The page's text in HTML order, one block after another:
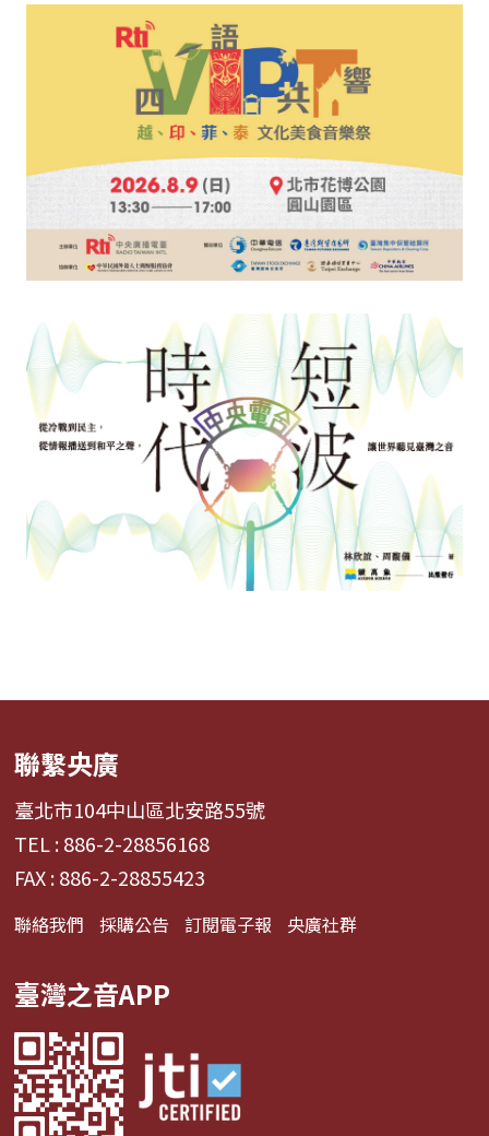
聯繫央廣
臺北市104中山區北安路55號
TEL : 886-2-28856168
FAX : 886-2-28855423
聯絡我們 採購公告 訂閱電子報 央廣社群
臺灣之音APP